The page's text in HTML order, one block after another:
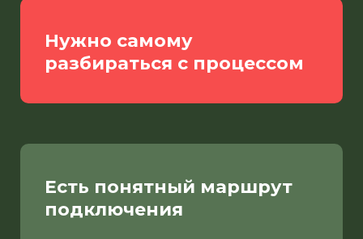
Нужно самому
разбираться с процессом
Есть понятный маршрут
подключения